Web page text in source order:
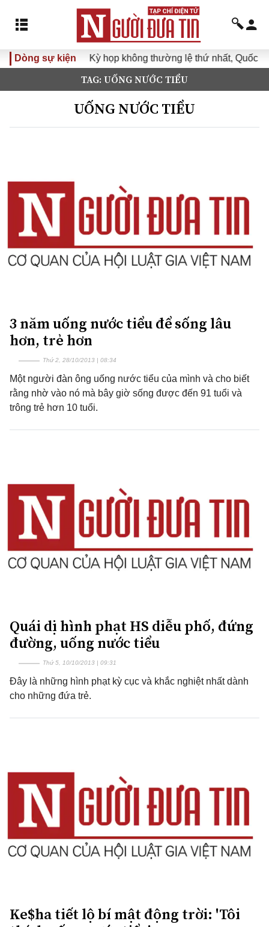
Dòng sự kiện Kỳ họp không thường lệ thứ nhất, Quốc hội
TAG: UỐNG NƯỚC TIỂU
UỐNG NƯỚC TIỂU
3 năm uống nước tiểu để sống lâu
hơn, trẻ hơn
Thứ 2, 28/10/2013 | 08:34
Một người đàn ông uống nước tiểu của mình và cho biết
rằng nhờ vào nó mà bây giờ sống được đến 91 tuổi và
trông trẻ hơn 10 tuổi.
Quái dị hình phạt HS diễu phố, đứng
đường, uống nước tiểu
Thứ 5, 10/10/2013 | 09:31
Đây là những hình phạt kỳ cục và khắc nghiệt nhất dành
cho những đứa trẻ.
Ke$ha tiết lộ bí mật động trời: 'Tôi